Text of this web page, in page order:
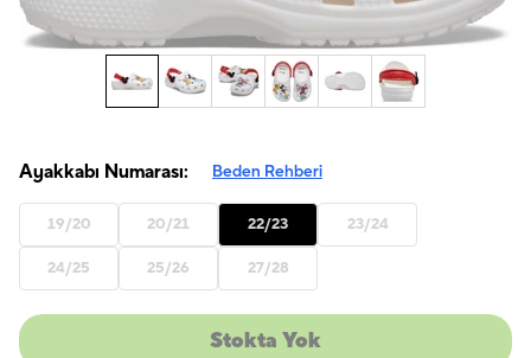
Ayakkabı Numarası: Beden Rehberi
19/20 20/21 22/23 23/24
24/25 25/26 27/28
Stokta Yok